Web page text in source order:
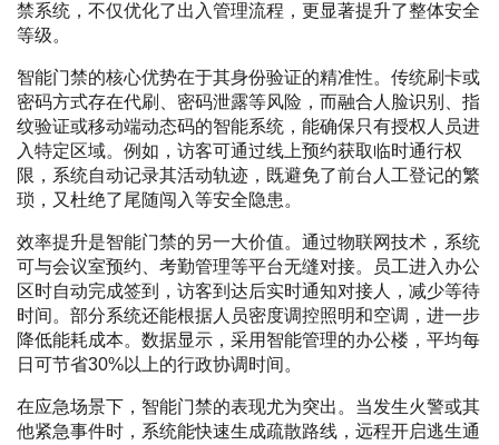
禁系统，不仅优化了出入管理流程，更显著提升了整体安全
等级。
智能门禁的核心优势在于其身份验证的精准性。传统刷卡或
密码方式存在代刷、密码泄露等风险，而融合人脸识别、指
纹验证或移动端动态码的智能系统，能确保只有授权人员进
入特定区域。例如，访客可通过线上预约获取临时通行权
限，系统自动记录其活动轨迹，既避免了前台人工登记的繁
琐，又杜绝了尾随闯入等安全隐患。
效率提升是智能门禁的另一大价值。通过物联网技术，系统
可与会议室预约、考勤管理等平台无缝对接。员工进入办公
区时自动完成签到，访客到达后实时通知对接人，减少等待
时间。部分系统还能根据人员密度调控照明和空调，进一步
降低能耗成本。数据显示，采用智能管理的办公楼，平均每
日可节省30%以上的行政协调时间。
在应急场景下，智能门禁的表现尤为突出。当发生火警或其
他紧急事件时，系统能快速生成疏散路线，远程开启逃生通